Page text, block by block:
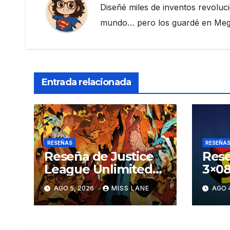
Diseñé miles de inventos
mundo… pero los guardé en
Entrada relacionada
RESEÑAS
Reseña de Justice
League Unlimited
#11AGO 5, 2026 MISS LANE
RESEÑAS
AGO